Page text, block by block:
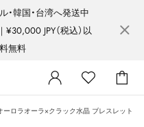
・韓国・台湾へ発送中
¥30,000 JPY（税込）以
無料
ーロラオーラ×クラック水晶 ブレスレット